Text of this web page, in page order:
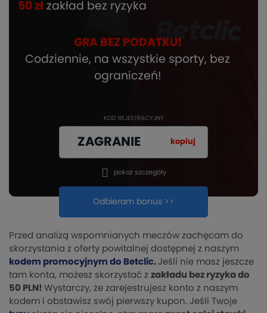
50 zł zakład bez ryzyka
GRA BEZ PODATKU!
Codziennie, na wszystkie sporty, bez
ograniczeń!
KOD REJESTRACYJNY
ZAGRANIE kopiuj
Odbieram bonus >>
pokaż szczegóły
Przed analizą wspomnianych meczów zachęcam do
skorzystania z oferty powitalnej dostępnej z naszym
kodem promocyjnym do Betclic. Jeśli nie masz jeszcze
tam konta, możesz skorzystać z zakładu bez ryzyka do
50 PLN! Wystarczy, że zarejestrujesz konto z naszym
kodem i obstawisz swój pierwszy kupon. Jeśli Twoje